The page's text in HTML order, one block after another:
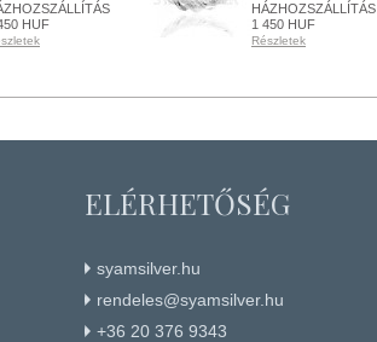
HUF
HÁZHOZSZÁLLÍTÁS
1 450 HUF
Részletek
ELÉRHETŐSÉG
syamsilver.hu
rendeles@syamsilver.hu
+36 20 376 9343